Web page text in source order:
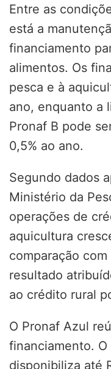
Entre as
está a
financiamento
alimentos. Os
pesca e à
ano, enquanto a
Pronaf B pode
0,5% ao ano.
Segundo dados
Ministério da
operações de
aquicultura
comparação
resultado
ao crédito rural
O Pronaf Azul
financiamento.
disponibiliza até